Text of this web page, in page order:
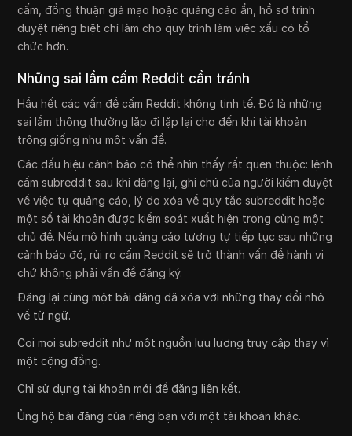
cấm, đồng thuận giả mạo hoặc quảng cáo ẩn, hồ sơ trình
duyệt riêng biệt chỉ làm cho quy trình làm việc xấu có tổ
chức hơn.
Những sai lầm cấm Reddit cần tránh
Hầu hết các vấn đề cấm Reddit không tinh tế. Đó là những
sai lầm thông thường lặp đi lặp lại cho đến khi tài khoản
trông giống như một vấn đề.
Các dấu hiệu cảnh báo có thể nhìn thấy rất quen thuộc: lệnh
cấm subreddit sau khi đăng lại, ghi chú của người kiểm duyệt
về việc tự quảng cáo, lý do xóa về quy tắc subreddit hoặc
một số tài khoản được kiểm soát xuất hiện trong cùng một
chủ đề. Nếu mô hình quảng cáo tương tự tiếp tục sau những
cảnh báo đó, rủi ro cấm Reddit sẽ trở thành vấn đề hành vi
chứ không phải vấn đề đăng ký.
Đăng lại cùng một bài đăng đã xóa với những thay đổi nhỏ
về từ ngữ.
Coi mọi subreddit như một nguồn lưu lượng truy cập thay vì
một cộng đồng.
Chỉ sử dụng tài khoản mới để đăng liên kết.
Ủng hộ bài đăng của riêng bạn với một tài khoản khác.